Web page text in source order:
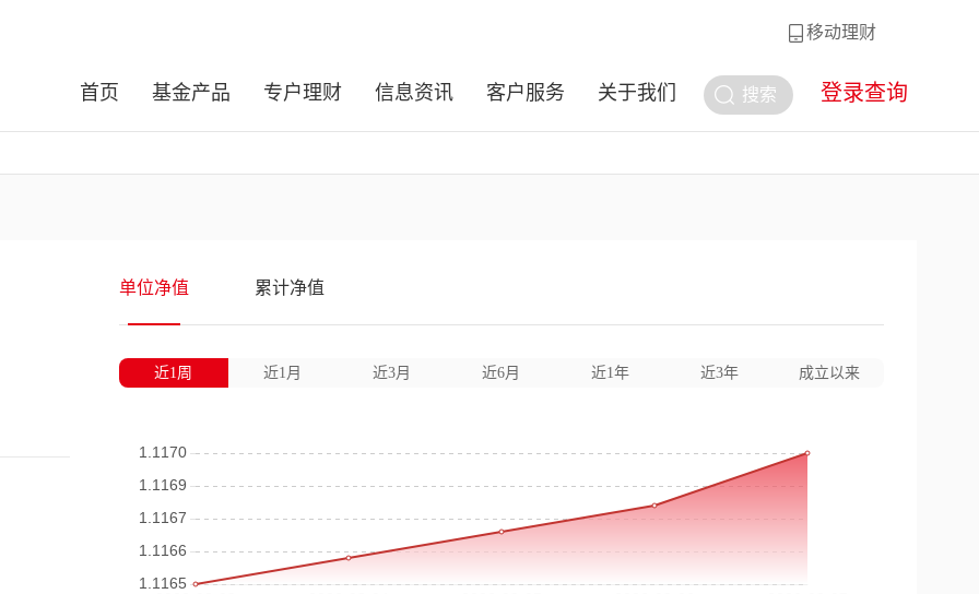
移动理财
搜索 登录查询
首页 基金产品 专户理财 信息资讯 客户服务 关于我们
单位净值 累计净值
近1周 近1月 近3月 近6月 近1年 近3年 成立以来